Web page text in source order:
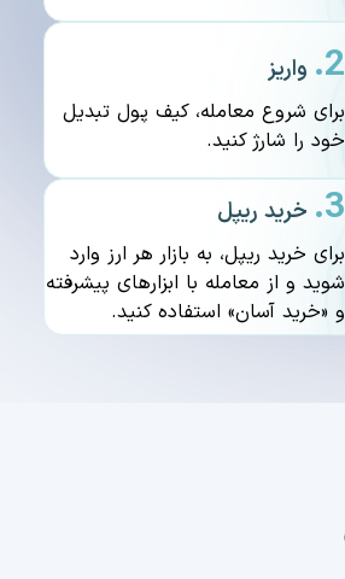
2. واریز
برای شروع معامله، کیف پول تبدیل
خود را شارژ کنید.
3. خرید ریپل
برای خرید ریپل، به بازار هر ارز وارد
شوید و از معامله با ابزارهای پیشرفته
و «خرید آسان» استفاده کنید.